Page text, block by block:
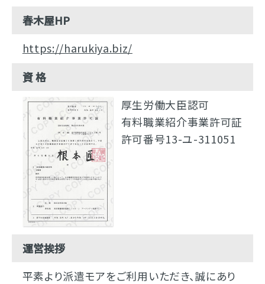
春木屋HP
https://harukiya.biz/
資 格
厚生労働大臣認可
有料職業紹介事業許可証
許可番号13-ユ-311051
運営挨拶
平素より派遣モアをご利用いただき、誠にあり